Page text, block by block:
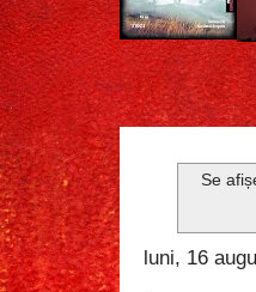
Se
luni, 16